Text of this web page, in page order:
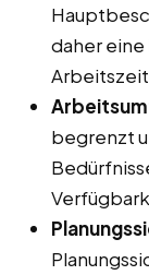
daher
begrenzt